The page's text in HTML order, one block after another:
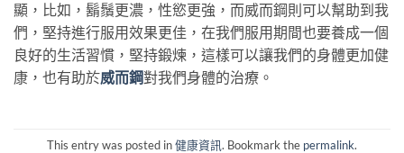
顯，比如，鬍鬚更濃，性慾更強，而威而鋼則可以幫助到我
們，堅持進行服用效果更佳，在我們服用期間也要養成一個
良好的生活習慣，堅持鍛煉，這樣可以讓我們的身體更加健
康，也有助於威而鋼對我們身體的治療。
This entry was posted in健康資訊. Bookmark the permalink.